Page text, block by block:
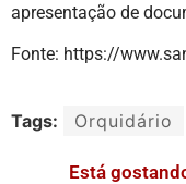
apresentação de
Fonte: https://
Tags: Orquidário
Está